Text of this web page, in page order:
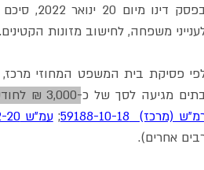
משפחה, לחישוב מזונות הקטינים.
מגיעה לסך של כ-3,000 ₪ לחודש
(מרכז)  59188-10-18
; עמ"ש 4202-02-20
אחרים).